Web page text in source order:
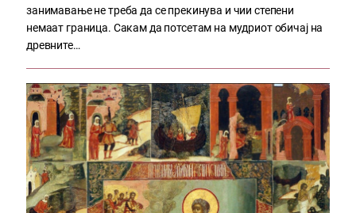
занимавање не треба да се прекинува и чии степени
немаат граница. Сакам да потсетам на мудриот обичај на
древните…